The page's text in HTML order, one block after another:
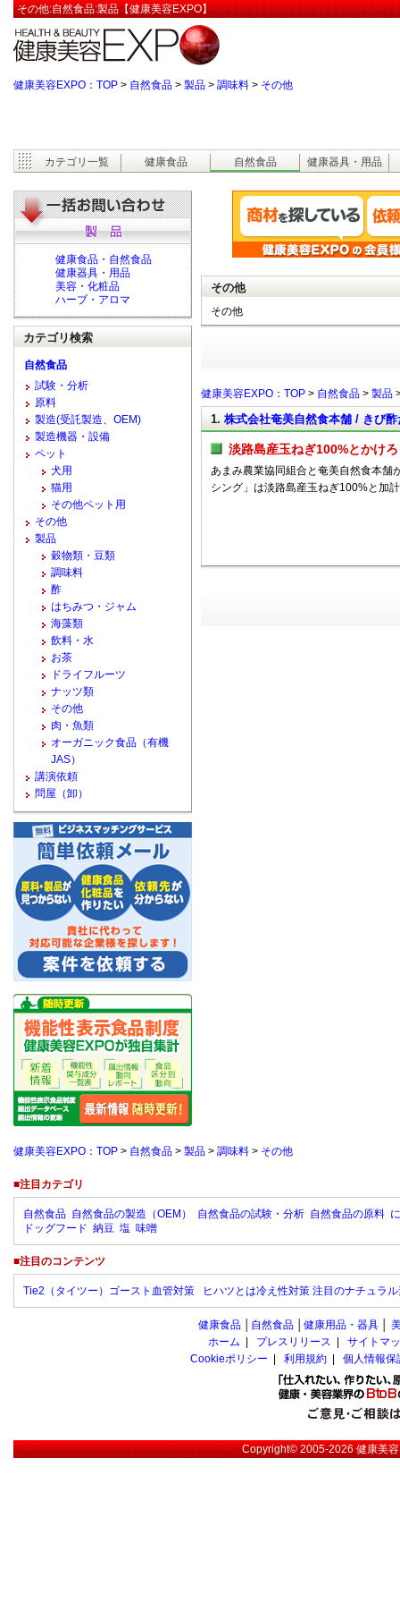
その他:自然食品:製品【健康美容EXPO】
健康美容EXPO：TOP > 自然食品 > 製品 > 調味料 > その他
カテゴリ一覧 健康食品 自然食品 健康器具・用品
その他
その他
健康美容EXPO：TOP > 自然食品 > 製品
1. 株式会社奄美自然食本舗 / きび
淡路島産玉ねぎ100%とかけ
あまみ農業協同組合と奄美自然食本舗
シング」は淡路島産玉ねぎ100%と加
健康食品・自然食品
健康器具・用品
美容・化粧品
ハーブ・アロマ
カテゴリ検索
自然食品
試験・分析
原料
製造(受託製造、OEM)
製造機器・設備
ペット
犬用
猫用
その他ペット用
その他
製品
穀物類・豆類
調味料
酢
はちみつ・ジャム
海藻類
飲料・水
お茶
ドライフルーツ
ナッツ類
その他
肉・魚類
オーガニック食品（有機
JAS）
講演依頼
問屋（卸）
健康美容EXPO：TOP > 自然食品 > 製品 > 調味料 > その他
■注目カテゴリ
自然食品 自然食品の製造（OEM） 自然食品の試験・分析 自然食品の原料
ドッグフード 納豆 塩 味噌
■注目のコンテンツ
Tie2（タイツー）ゴースト血管対策 ヒハツとは冷え性対策 注目のナチュラ
健康食品 自然食品 健康用品・器具
ホーム
プレスリリース
サイトマ
Cookieポリシー
利用規約| 個人情報保
Copyright© 2005-2026健康美